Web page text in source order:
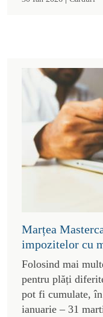
Marțea
impozitelor cu
Folosind mai
pentru plăți
pot fi cumulate,
ianuarie – 31